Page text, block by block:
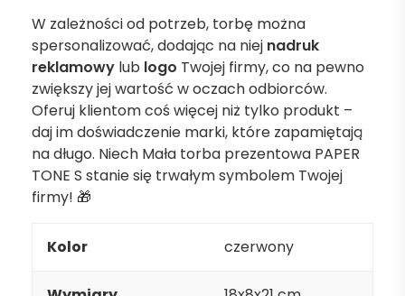
W zależności od potrzeb, torbę można
spersonalizować, dodając na niej nadruk
reklamowy lub logo Twojej firmy, co na pewno
zwiększy jej wartość w oczach odbiorców.
Oferuj klientom coś więcej niż tylko produkt –
daj im doświadczenie marki, które zapamiętają
na długo. Niech Mała torba prezentowa PAPER
TONE S stanie się trwałym symbolem Twojej
firmy! 🎁
Kolor czerwony